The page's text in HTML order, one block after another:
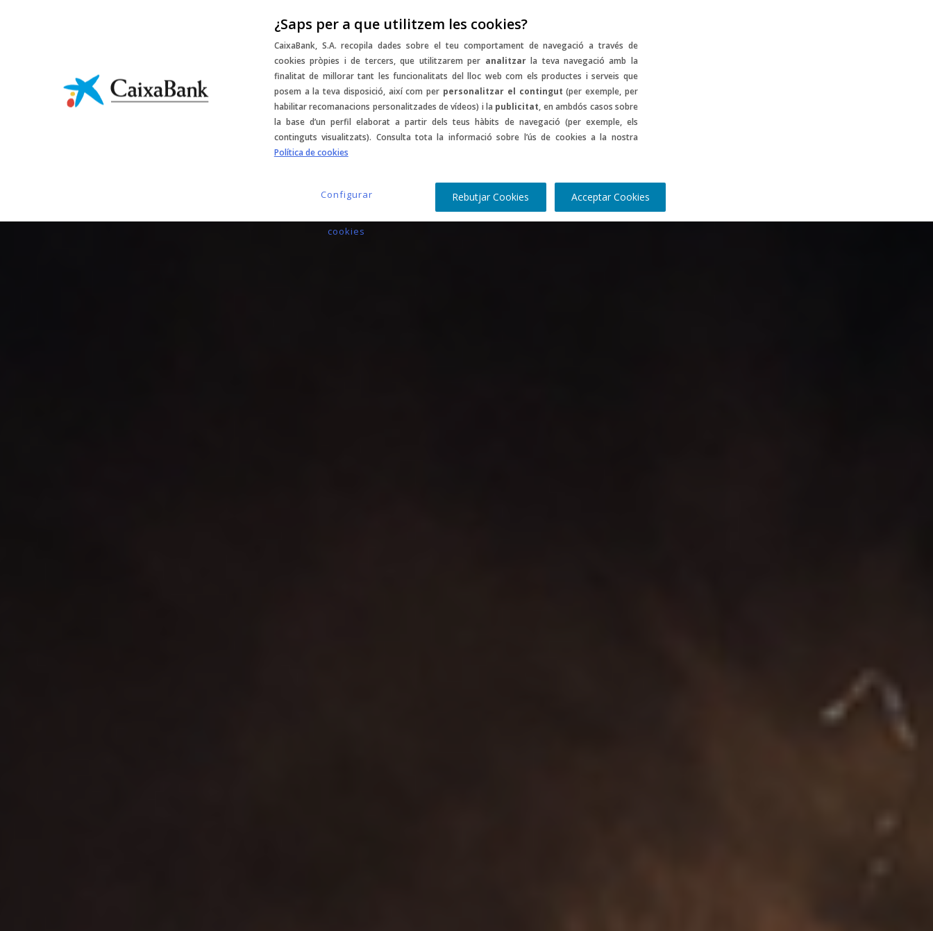
¿Saps per a que utilitzem les cookies?
CaixaBank, S.A. recopila dades sobre el teu comportament de navegació a través de
cookies pròpies i de tercers, que utilitzarem per analitzarla teva navegació amb la
finalitat de millorar tant les funcionalitats del lloc web com els productes i serveis que
posem a la teva disposició, així com per personalitzar el contingut (per exemple, per
habilitar recomanacions personalitzades de vídeos) i la publicitat, en ambdós casos sobre
la base d’un perfil elaborat a partir dels teus hàbits de navegació (per exemple, els
continguts visualitzats). Consulta tota la informació sobre l’ús de cookies a la nostra
Política de cookies
Configurar
cookies
Rebutjar Cookies Acceptar Cookies
Sorteigs i descomptes Music Sports Gastro